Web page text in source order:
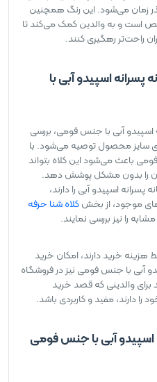
زمان می‌شود. این رنگ همچنین
است و به والدین کمک می‌کند تا
راحت‌تر رهگیری کنند.
پسرانه اسپیدو آبی با
اسپیدو آبی با جنس فومی، بررسی
سایز محصول توصیه می‌شود. با
باعث می‌شود این کلاه بتواند
را بدون مشکل پوشش دهد.
اسپیدو آبی را دارند،
موجود، از بخشکلاه شنا حرفه
را نیز بررسی نمایند.
هزینه خرید دارند، امکان خرید
آبی با جنس فومی نیز در فروشگاه
والدینی که قصد خرید
دارند، مفید و کاربردی باشد.
اسپیدو آبی با جنس فومی